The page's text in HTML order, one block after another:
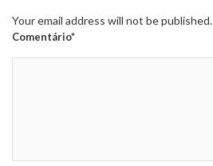
Your email address will not be published.
Comentário*